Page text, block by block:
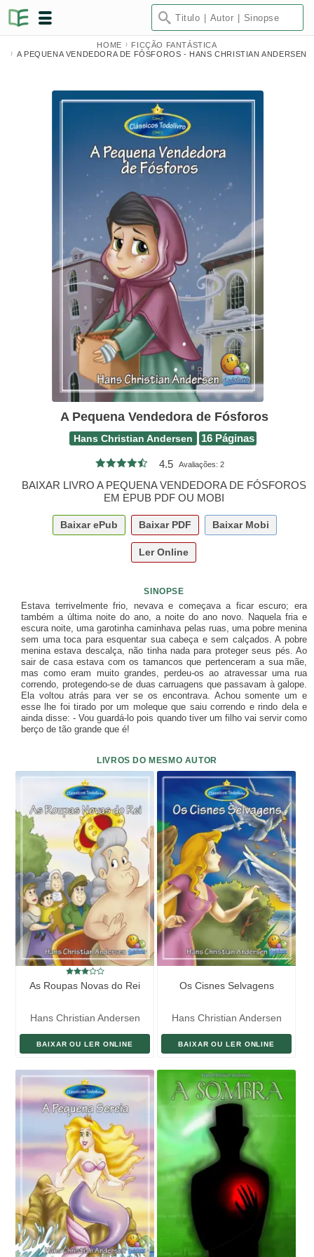
HOME
FICÇÃO FANTÁSTICA
A PEQUENA VENDEDORA DE FÓSFOROS - HANS CHRISTIAN ANDERSEN
A Pequena Vendedora de Fósforos
Hans Christian Andersen 16 Páginas
4.5 Avaliações: 2
BAIXAR LIVRO A PEQUENA VENDEDORA DE FÓSFOROS
EM EPUB PDF OU MOBI
Baixar ePub Baixar PDF Baixar Mobi
Ler Online
SINOPSE
Estava terrivelmente frio, nevava e começava a ficar escuro; era
também a última noite do ano, a noite do ano novo. Naquela fria e
escura noite, uma garotinha caminhava pelas ruas, uma pobre menina
sem uma toca para esquentar sua cabeça e sem calçados. A pobre
menina estava descalça, não tinha nada para proteger seus pés. Ao
sair de casa estava com os tamancos que pertenceram a sua mãe,
mas como eram muito grandes, perdeu-os ao atravessar uma rua
correndo, protegendo-se de duas carruagens que passavam à galope.
Ela voltou atrás para ver se os encontrava. Achou somente um e
esse lhe foi tirado por um moleque que saiu correndo e rindo dela e
ainda disse: - Vou guardá-lo pois quando tiver um filho vai servir como
berço de tão grande que é!
LIVROS DO MESMO AUTOR
As Roupas Novas do Rei
Hans Christian Andersen
BAIXAR OU LER ONLINE
Os Cisnes Selvagens
Hans Christian Andersen
BAIXAR OU LER ONLINE